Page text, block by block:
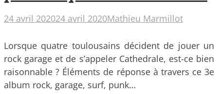
24 avril 202024 avril 2020Mathieu Marmillot
Lorsque quatre toulousains décident de jouer un
rock garage et de s’appeler Cathedrale, est-ce bien
raisonnable ? Éléments de réponse à travers ce 3e
album rock, garage, surf, punk…